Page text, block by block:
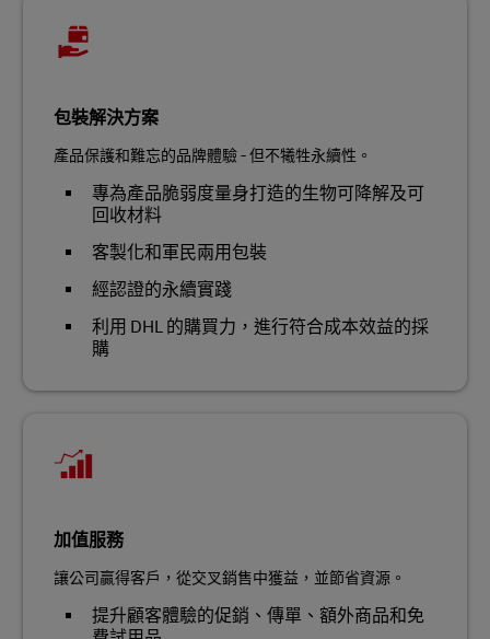
包裝解決方案
產品保護和難忘的品牌體驗 - 但不犧牲永續性。
專為產品脆弱度量身打造的生物可降解及可
回收材料
客製化和軍民兩用包裝
經認證的永續實踐
利用 DHL 的購買力，進行符合成本效益的採
購
加值服務
讓公司贏得客戶，從交叉銷售中獲益，並節省資源。
提升顧客體驗的促銷、傳單、額外商品和免